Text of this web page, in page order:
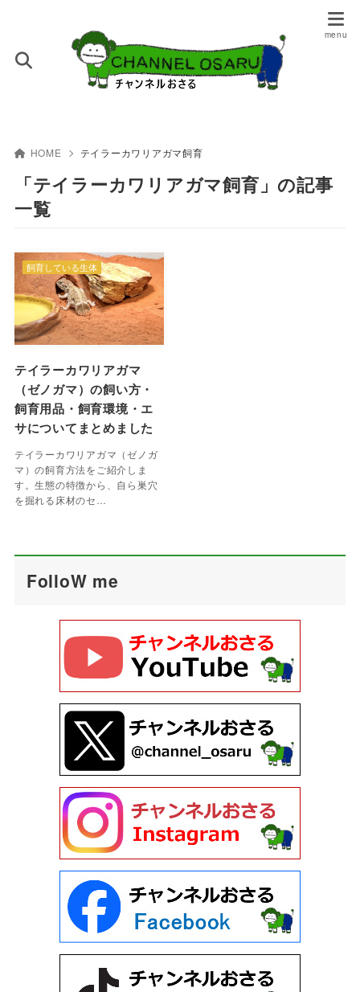
HOME テイラーカワリアガマ飼育
「テイラーカワリアガマ飼育」の記事
一覧
テイラーカワリアガマ
（ゼノガマ）の飼い方・
飼育用品・飼育環境・エ
サについてまとめました
テイラーカワリアガマ（ゼノガ
マ）の飼育方法をご紹介しま
す。生態の特徴から、自ら巣穴
を掘れる床材のセ…
飼育している生体
FolloW me